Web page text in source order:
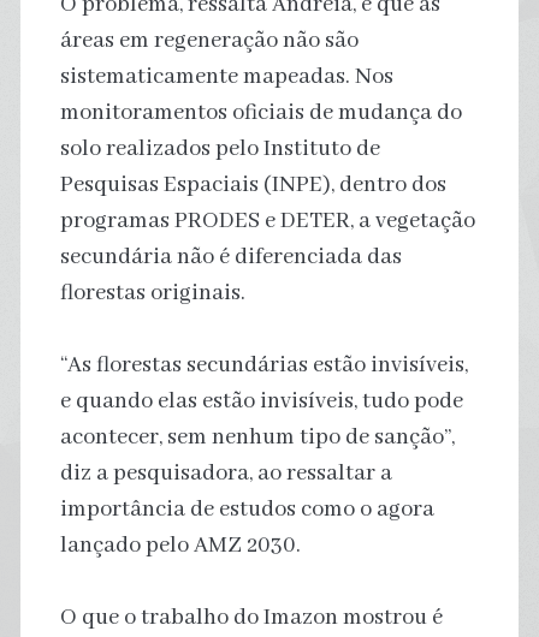
áreas em regeneração não são
sistematicamente mapeadas. Nos
monitoramentos oficiais de mudança do
solo realizados pelo Instituto de
Pesquisas Espaciais (INPE), dentro dos
programas PRODES e DETER, a vegetação
secundária não é diferenciada das
florestas originais.
“As florestas secundárias estão invisíveis,
e quando elas estão invisíveis, tudo pode
acontecer, sem nenhum tipo de sanção”,
diz a pesquisadora, ao ressaltar a
importância de estudos como o agora
lançado pelo AMZ 2030.
O que o trabalho do Imazon mostrou é